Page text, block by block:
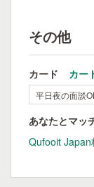
その他
カード カー
平日夜の面談
あなたとマッ
Qufooit Japan